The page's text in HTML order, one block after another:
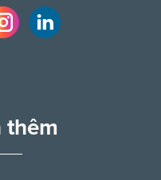
thêm